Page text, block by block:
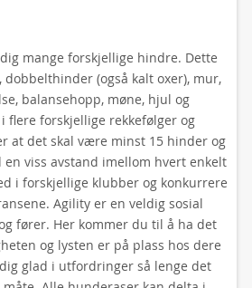
mange forskjellige hindre. Dette
(også kalt oxer), mur,
balansehopp, møne, hjul og
flere forskjellige rekkefølger og
at det skal være minst 15 hinder og
en viss avstand imellom hvert enkelt
i forskjellige klubber og konkurrere
Agility er en veldig sosial
fører. Her kommer du til å ha det
og lysten er på plass hos dere
glad i utfordringer så lenge det